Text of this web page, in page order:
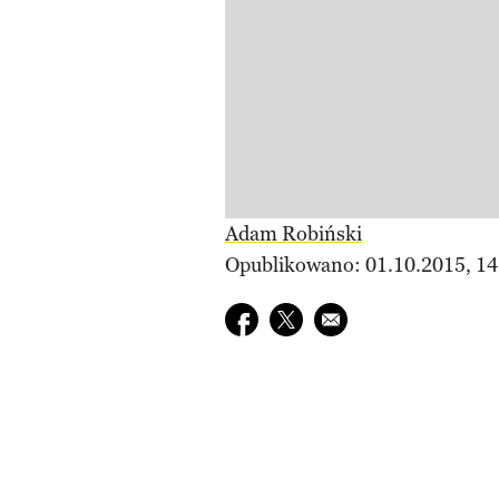
Adam Robiński
Opublikowano: 01.10.2015,
Udostępnij na facebook
Udostępnij na twitter
E-mail do przyjaciela